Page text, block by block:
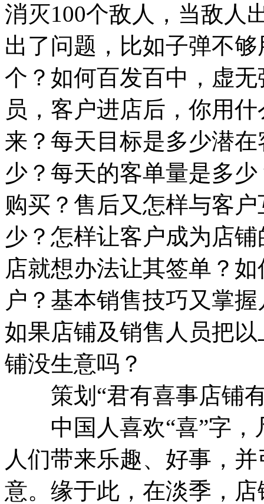
消灭100个敌人，当敌人
出了问题，比如子弹不
个？如何百发百中，虚
员，客户进店后，你用
来？每天目标是多少潜
少？每天的客单量是多
购买？售后又怎样与客
少？怎样让客户成为店
店就想办法让其签单？
户？基本销售技巧又掌
如果店铺及销售人员把
铺没生意吗？
策划“君有喜事店铺有
中国人喜欢“喜”字，
人们带来乐趣、好事，
意。缘于此，在淡季，